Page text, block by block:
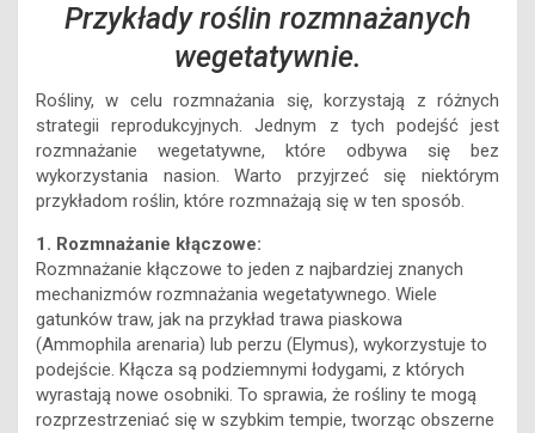
Przykłady roślin rozmnażanych
wegetatywnie.
Rośliny, w celu rozmnażania się, korzystają z różnych
strategii reprodukcyjnych. Jednym z tych podejść jest
rozmnażanie wegetatywne, które odbywa się bez
wykorzystania nasion. Warto przyjrzeć się niektórym
przykładom roślin, które rozmnażają się w ten sposób.
1. Rozmnażanie kłączowe:
Rozmnażanie kłączowe to jeden z najbardziej znanych
mechanizmów rozmnażania wegetatywnego. Wiele
gatunków traw, jak na przykład trawa piaskowa
(Ammophila arenaria) lub perzu (Elymus), wykorzystuje to
podejście. Kłącza są podziemnymi łodygami, z których
wyrastają nowe osobniki. To sprawia, że rośliny te mogą
rozprzestrzeniać się w szybkim tempie, tworząc obszerne